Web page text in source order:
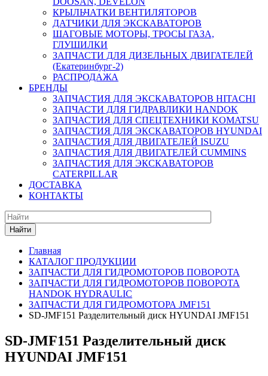
КРЫЛЬЧАТКИ ВЕНТИЛЯТОРОВ
ДАТЧИКИ ДЛЯ ЭКСКАВАТОРОВ
ШАГОВЫЕ МОТОРЫ, ТРОСЫ ГАЗА,
ГЛУШИЛКИ
ЗАПЧАСТИ ДЛЯ ДИЗЕЛЬНЫХ ДВИГАТЕЛЕЙ
(Екатеринбург-2)
РАСПРОДАЖА
БРЕНДЫ
ЗАПЧАСТИЯ ДЛЯ ЭКСКАВАТОРОВ HITACHI
ЗАПЧАСТИ ДЛЯ ГИДРАВЛИКИ HANDOK
ЗАПЧАСТИЯ ДЛЯ СПЕЦТЕХНИКИ KOMATSU
ЗАПЧАСТИЯ ДЛЯ ЭКСКАВАТОРОВ HYUNDAI
ЗАПЧАСТИЯ ДЛЯ ДВИГАТЕЛЕЙ ISUZU
ЗАПЧАСТИЯ ДЛЯ ДВИГАТЕЛЕЙ CUMMINS
ЗАПЧАСТИЯ ДЛЯ ЭКСКАВАТОРОВ
CATERPILLAR
ДОСТАВКА
КОНТАКТЫ
Найти
Главная
КАТАЛОГ ПРОДУКЦИИ
ЗАПЧАСТИ ДЛЯ ГИДРОМОТОРОВ ПОВОРОТА
ЗАПЧАСТИ ДЛЯ ГИДРОМОТОРОВ ПОВОРОТА
HANDOK HYDRAULIC
ЗАПЧАСТИ ДЛЯ ГИДРОМОТОРА JMF151
SD-JMF151 Разделительный диск HYUNDAI JMF151
SD-JMF151 Разделительный диск
HYUNDAI JMF151